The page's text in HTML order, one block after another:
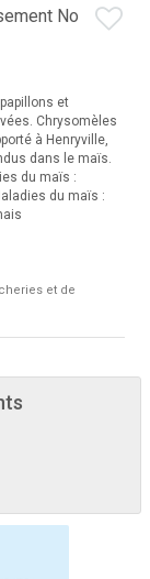
No
et
Chrysomèles
à Henryville,
dans le maïs.
du maïs :
du maïs :
et de